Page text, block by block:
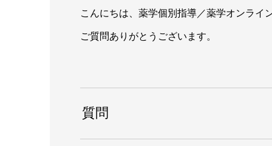
こんにちは、薬学個別指導／薬学オンライ
ご質問ありがとうございます。
質問